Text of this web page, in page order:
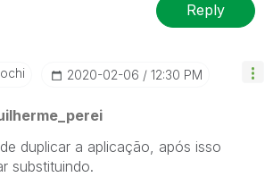
Reply
‎2020-02-06 12:30 PM
duplicar a aplicação, após isso
substituindo.